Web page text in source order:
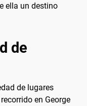
ella un destino
de
de lugares
en George